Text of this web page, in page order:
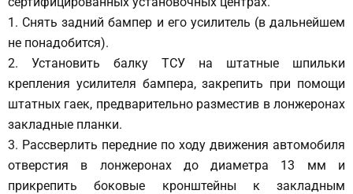
1. Снять задний бампер и его усилитель (в дальнейшем
не понадобится).
2. Установить балку ТСУ на штатные шпильки
крепления усилителя бампера, закрепить при помощи
штатных гаек, предварительно разместив в лонжеронах
закладные планки.
3. Рассверлить передние по ходу движения автомобиля
отверстия в лонжеронах до диаметра 13 мм и
прикрепить боковые кронштейны к закладным